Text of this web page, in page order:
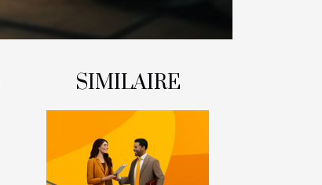
SIMILAIRE